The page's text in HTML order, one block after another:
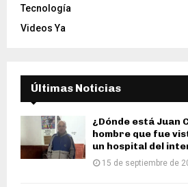
Tecnología
Videos Ya
Últimas Noticias
¿Dónde está Juan
hombre que fue
un hospital del
15 de septiembre de